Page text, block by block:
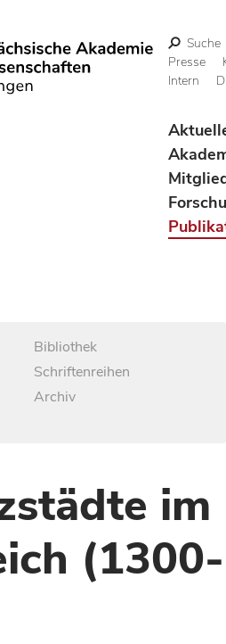
Suche
Presse
Intern
Bibliothek
Schriftenreihen
Archiv
im
(1300-